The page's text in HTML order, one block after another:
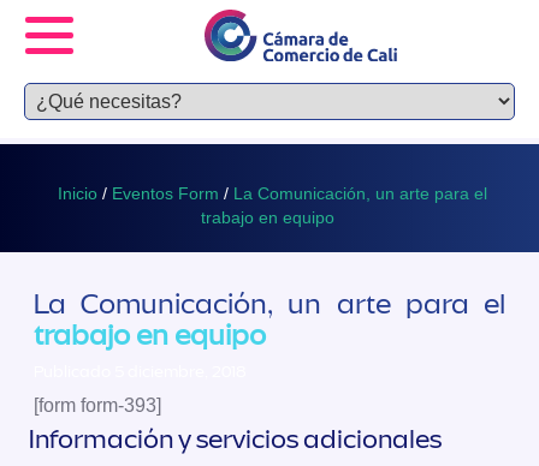
Inicio / Eventos Form / La Comunicación, un arte para el
trabajo en equipo
La Comunicación, un arte para el
trabajo en equipo
[form form-393]
Información y servicios adicionales